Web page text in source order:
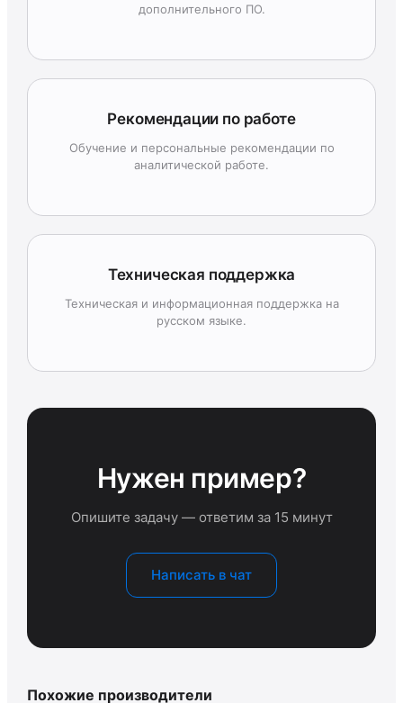
дополнительного ПО.
Рекомендации по работе
Обучение и персональные рекомендации по
аналитической работе.
Техническая поддержка
Техническая и информационная поддержка на
русском языке.
Нужен пример?
Опишите задачу — ответим за 15 минут
Написать в чат
Похожие производители